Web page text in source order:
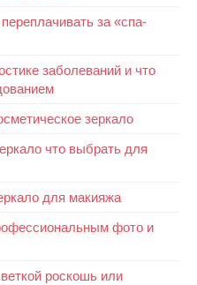
за «спа-
заболеваний и что
зеркало
что выбрать для
для макияжа
фото и
роскошь или